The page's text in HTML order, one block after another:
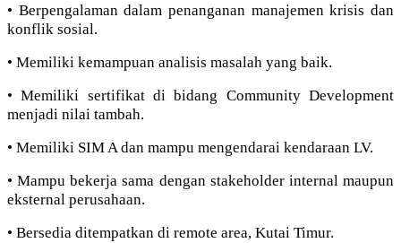
• Berpengalaman dalam penanganan manajemen krisis dan
konflik sosial.
• Memiliki kemampuan analisis masalah yang baik.
• Memiliki sertifikat di bidang Community Development
menjadi nilai tambah.
• Memiliki SIM A dan mampu mengendarai kendaraan LV.
• Mampu bekerja sama dengan stakeholder internal maupun
eksternal perusahaan.
• Bersedia ditempatkan di remote area, Kutai Timur.